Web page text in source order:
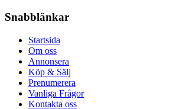
Snabblänkar
Startsida
Om oss
Annonsera
Köp & Sälj
Prenumerera
Vanliga Frågor
Kontakta oss